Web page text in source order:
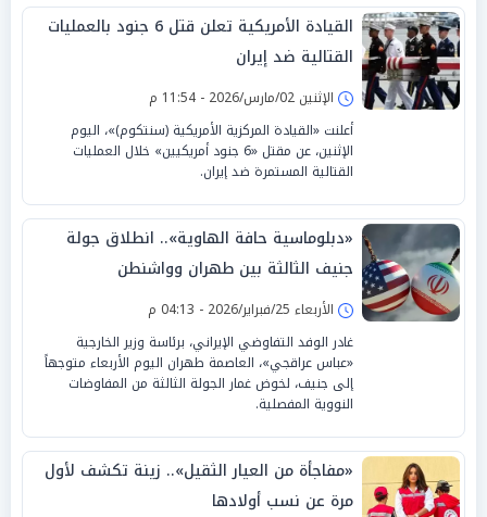
القيادة الأمريكية تعلن قتل 6 جنود بالعمليات
القتالية ضد إيران
الإثنين 02/مارس/2026 - 11:54 م
أعلنت «القيادة المركزية الأمريكية (سنتكوم)»، اليوم
الإثنين، عن مقتل «6 جنود أمريكيين» خلال العمليات
القتالية المستمرة ضد إيران.
«دبلوماسية حافة الهاوية».. انطلاق جولة
جنيف الثالثة بين طهران وواشنطن
الأربعاء 25/فبراير/2026 - 04:13 م
غادر الوفد التفاوضي الإيراني، برئاسة وزير الخارجية
«عباس عراقجي»، العاصمة طهران اليوم الأربعاء متوجهاً
إلى جنيف، لخوض غمار الجولة الثالثة من المفاوضات
النووية المفصلية.
«مفاجأة من العيار الثقيل».. زينة تكشف لأول
مرة عن نسب أولادها